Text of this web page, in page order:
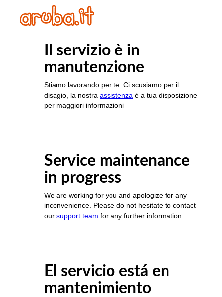
Il servizio è in
manutenzione
Stiamo lavorando per te. Ci scusiamo per il
disagio, la nostra assistenza è a tua disposizione
per maggiori informazioni
Service maintenance
in progress
We are working for you and apologize for any
inconvenience. Please do not hesitate to contact
our support team for any further information
El servicio está en
mantenimiento